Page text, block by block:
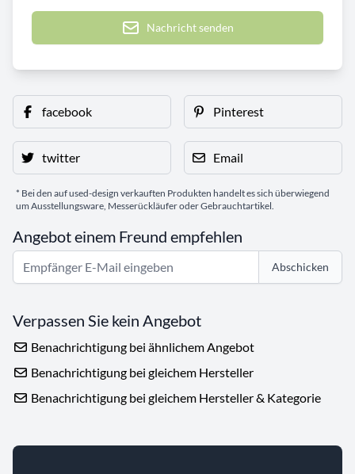
Nachricht senden
facebook Pinterest
twitter Email
* Bei den auf used-design verkauften Produkten handelt es sich überwiegend
um Ausstellungsware, Messerückläufer oder Gebrauchtartikel.
Angebot einem Freund empfehlen
Abschicken
Verpassen Sie kein Angebot
Benachrichtigung bei ähnlichem Angebot
Benachrichtigung bei gleichem Hersteller
Benachrichtigung bei gleichem Hersteller & Kategorie